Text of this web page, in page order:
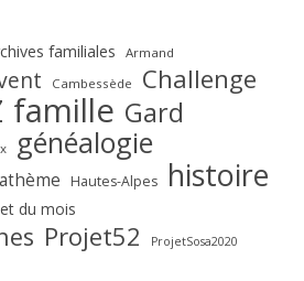
familiales Armand
Cambessède Challenge
famille Gard
généalogie
Hautes-Alpes histoire
du mois
Projet52 ProjetSosa2020